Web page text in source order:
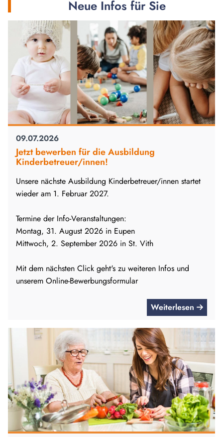
Neue Infos für Sie
09.07.2026
Jetzt bewerben für die Ausbildung
Kinderbetreuer/innen!
Unsere nächste Ausbildung Kinderbetreuer/innen startet
wieder am 1. Februar 2027.
Termine der Info-Veranstaltungen:
Montag, 31. August 2026 in Eupen
Mittwoch, 2. September 2026 in St. Vith
Mit dem nächsten Click geht's zu weiteren Infos und
unserem Online-Bewerbungsformular
Weiterlesen